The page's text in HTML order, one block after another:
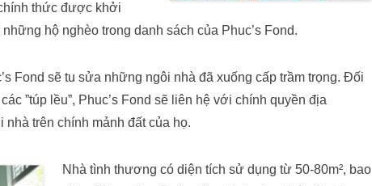
thức được khởi
hộ nghèo trong danh sách của Phuc’s Fond.
Fond sẽ tu sửa những ngôi nhà đã xuống cấp trầm trọng. Đối
”túp lều”, Phuc’s Fond sẽ liên hệ với chính quyền địa
trên chính mảnh đất của họ.
Nhà tình thương có diện tích sử dụng từ 50-80m², bao